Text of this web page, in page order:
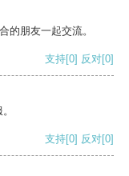
的朋友一起交流。
支持[0] 反对[0]
支持[0] 反对[0]